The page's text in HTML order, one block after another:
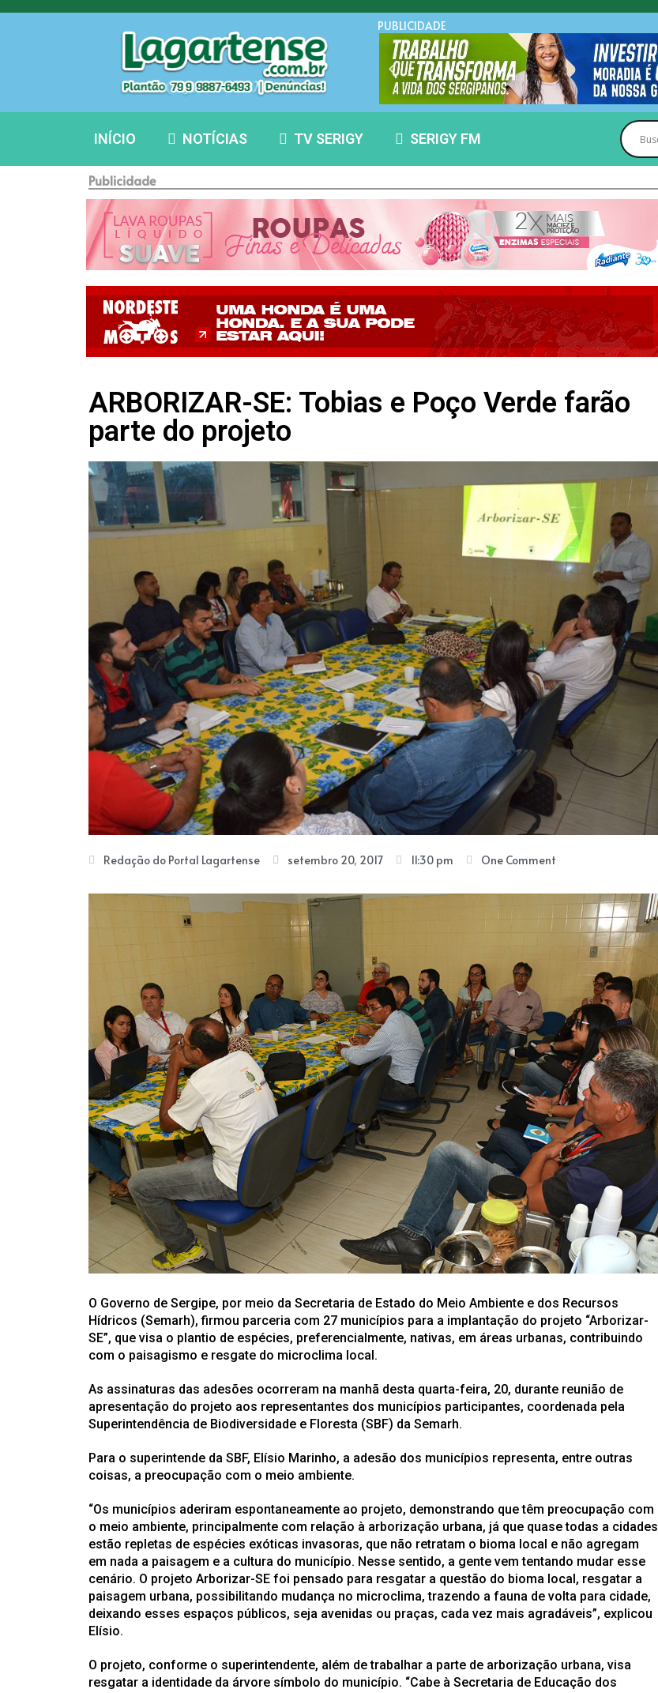
PUBLICIDADE
INÍCIO NOTÍCIAS TV SERIGY SERIGY FM
Publicidade
ARBORIZAR-SE: Tobias e Poço Verde farão
parte do projeto
Redação do Portal Lagartense setembro 20, 2017 11:30 pm One Comment
O Governo de Sergipe, por meio da Secretaria de Estado do Meio Ambiente e dos Recursos
Hídricos (Semarh), firmou parceria com 27 municípios para a implantação do projeto “Arborizar-
SE”, que visa o plantio de espécies, preferencialmente, nativas, em áreas urbanas, contribuindo
com o paisagismo e resgate do microclima local.
As assinaturas das adesões ocorreram na manhã desta quarta-feira, 20, durante reunião de
apresentação do projeto aos representantes dos municípios participantes, coordenada pela
Superintendência de Biodiversidade e Floresta (SBF) da Semarh.
Para o superintende da SBF, Elísio Marinho, a adesão dos municípios representa, entre outras
coisas, a preocupação com o meio ambiente.
“Os municípios aderiram espontaneamente ao projeto, demonstrando que têm preocupação com
o meio ambiente, principalmente com relação à arborização urbana, já que quase todas a cidades
estão repletas de espécies exóticas invasoras, que não retratam o bioma local e não agregam
em nada a paisagem e a cultura do município. Nesse sentido, a gente vem tentando mudar esse
cenário. O projeto Arborizar-SE foi pensado para resgatar a questão do bioma local, resgatar a
paisagem urbana, possibilitando mudança no microclima, trazendo a fauna de volta para cidade,
deixando esses espaços públicos, seja avenidas ou praças, cada vez mais agradáveis”, explicou
Elísio.
O projeto, conforme o superintendente, além de trabalhar a parte de arborização urbana, visa
resgatar a identidade da árvore símbolo do município. “Cabe à Secretaria de Educação dos